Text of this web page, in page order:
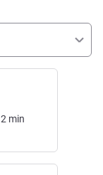
2 min